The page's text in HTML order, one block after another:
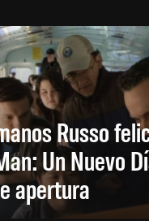
Russo
Un Nuevo
apertura